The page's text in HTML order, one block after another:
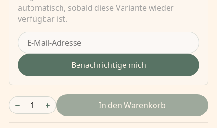
automatisch, sobald diese Variante wieder
verfügbar ist.
Benachrichtige mich
1 In den Warenkorb